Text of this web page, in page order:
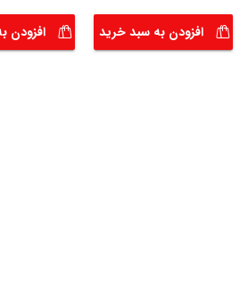
افزودن به سبد خرید افزودن